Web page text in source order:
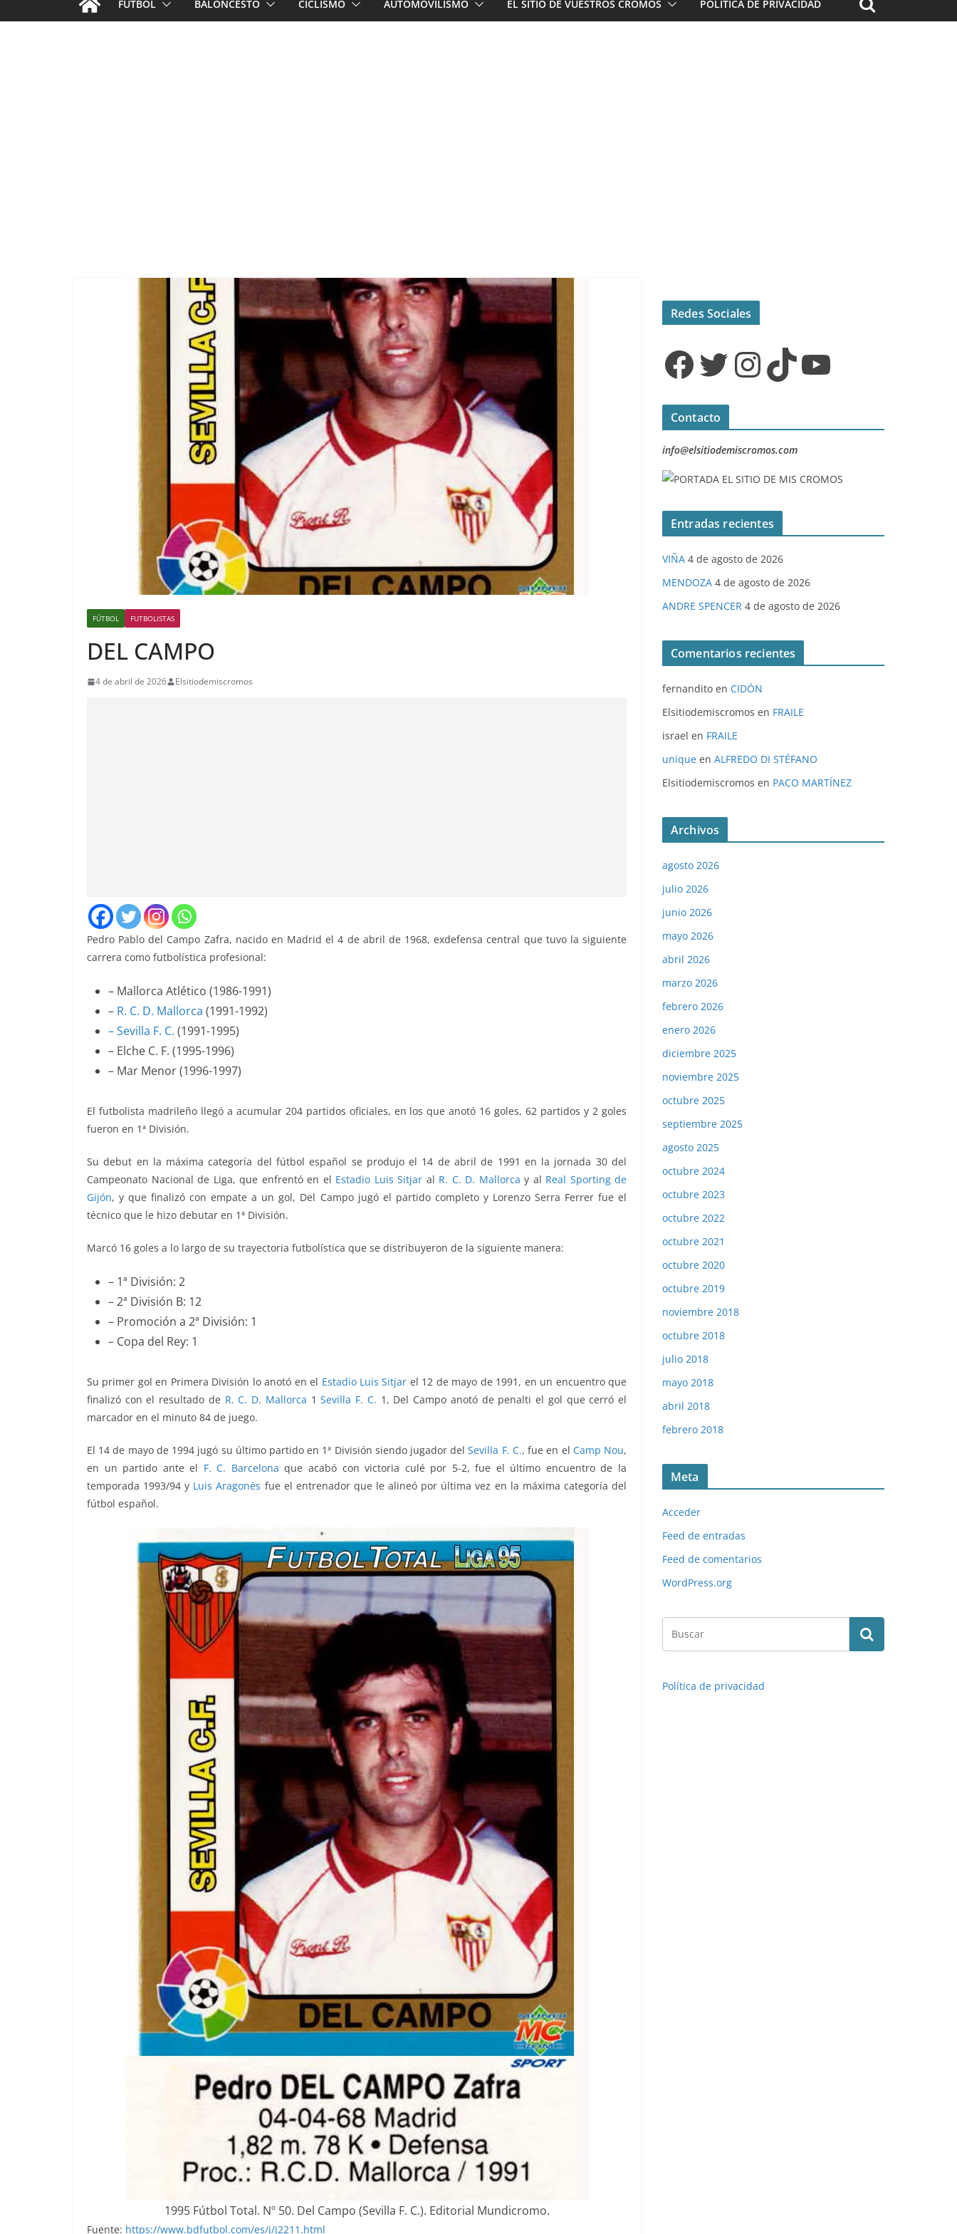
FÚTBOL BALONCESTO CICLISMO AUTOMOVILISMO EL SITIO DE VUESTROS CROMOS POLÍTICA DE PRIVACIDAD
FÚTBOL FUTBOLISTAS
DEL CAMPO
4 de abril de 2026 Elsitiodemiscromos
Pedro Pablo del Campo Zafra, nacido en Madrid el 4 de abril de 1968, exdefensa central que tuvo la siguiente
carrera como futbolística profesional:
– Mallorca Atlético (1986-1991)
– R. C. D. Mallorca (1991-1992)
– Sevilla F. C. (1991-1995)
– Elche C. F. (1995-1996)
– Mar Menor (1996-1997)
El futbolista madrileño llegó a acumular 204 partidos oficiales, en los que anotó 16 goles, 62 partidos y 2 goles
fueron en 1ª División.
Su debut en la máxima categoría del fútbol español se produjo el 14 de abril de 1991 en la jornada 30 del
Campeonato Nacional de Liga, que enfrentó en el Estadio Luis Sitjar al R. C. D. Mallorca y al Real Sporting de
Gijón, y que finalizó con empate a un gol, Del Campo jugó el partido completo y Lorenzo Serra Ferrer fue el
técnico que le hizo debutar en 1ª División.
Marcó 16 goles a lo largo de su trayectoria futbolística que se distribuyeron de la siguiente manera:
– 1ª División: 2
– 2ª División B: 12
– Promoción a 2ª División: 1
– Copa del Rey: 1
Su primer gol en Primera División lo anotó en el Estadio Luis Sitjar el 12 de mayo de 1991, en un encuentro que
finalizó con el resultado de R. C. D. Mallorca 1Sevilla F. C. 1, Del Campo anotó de penalti el gol que cerró el
marcador en el minuto 84 de juego.
El 14 de mayo de 1994 jugó su último partido en 1ª División siendo jugador delSevilla F. C., fue en el Camp Nou,
en un partido ante el F. C. Barcelona que acabó con victoria culé por 5-2, fue el último encuentro de la
temporada 1993/94 y Luis Aragonés fue el entrenador que le alineó por última vez en la máxima categoría del
fútbol español.
1995 Fútbol Total. Nº 50. Del Campo (Sevilla F. C.). Editorial Mundicromo.
Fuente: https://www.bdfutbol.com/es/j/j2211.html
Redes Sociales
Facebook Twitter InstagramTikTok YouTube
Contacto
info@elsitiodemiscromos.com
Entradas recientes
VIÑA 4 de agosto de 2026
MENDOZA 4 de agosto de 2026
ANDRE SPENCER 4 de agosto de 2026
Comentarios recientes
fernandito en CIDÓN
Elsitiodemiscromos en FRAILE
israel en FRAILE
unique en ALFREDO DI STÉFANO
Elsitiodemiscromos en PACO MARTÍNEZ
Archivos
agosto 2026
julio 2026
junio 2026
mayo 2026
abril 2026
marzo 2026
febrero 2026
enero 2026
diciembre 2025
noviembre 2025
octubre 2025
septiembre 2025
agosto 2025
octubre 2024
octubre 2023
octubre 2022
octubre 2021
octubre 2020
octubre 2019
noviembre 2018
octubre 2018
julio 2018
mayo 2018
abril 2018
febrero 2018
Meta
Acceder
Feed de entradas
Feed de comentarios
WordPress.org
Política de privacidad